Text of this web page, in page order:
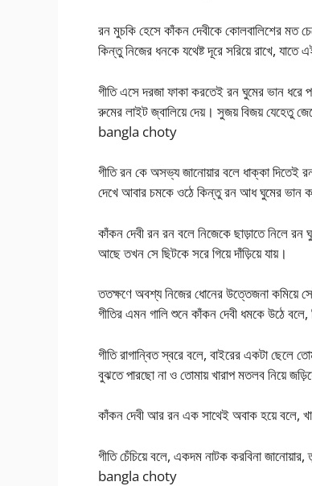
রন মুচকি হেসে কাঁকন দেবীকে কোলবালিশের মত
কিন্তু নিজের ধনকে যথেষ্ট দূরে সরিয়ে রাখে,
গীতি এসে দরজা ফাকা করতেই রন ঘুমের ভান ধরে
রুমের লাইট জ্বালিয়ে দেয়। সুজয় বিজয় যেহেতু
bangla choty
গীতি রন কে অসভ্য জানোয়ার বলে ধাক্কা দিতেই
দেখে আবার চমকে ওঠে কিন্তু রন আধ ঘুমের ভান
কাঁকন দেবী রন রন বলে নিজেকে ছাড়াতে নিলে
আছে তখন সে ছিটকে সরে গিয়ে দাঁড়িয়ে যায়।
ততক্ষণে অবশ্য নিজের ধোনের উত্তেজনা কমিয়ে
গীতির এমন গালি শুনে কাঁকন দেবী ধমকে উঠে
গীতি রাগান্বিত স্বরে বলে, বাইরের একটা ছেলে
বুঝতে পারছো না ও তোমায় খারাপ মতলব নিয়ে
কাঁকন দেবী আর রন এক সাথেই অবাক হয়ে বলে,
গীতি চেঁচিয়ে বলে, একদম নাটক করবিনা
bangla choty